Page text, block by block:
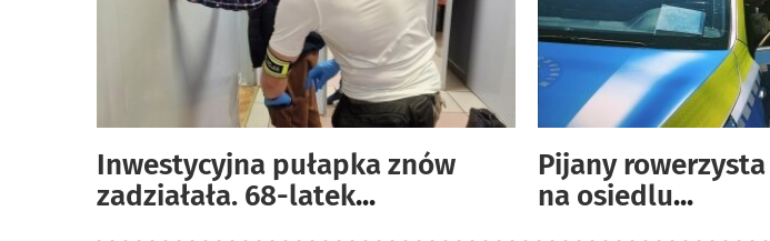
Inwestycyjna pułapka znów
zadziałała. 68-latek...
Pijany
na osiedlu...